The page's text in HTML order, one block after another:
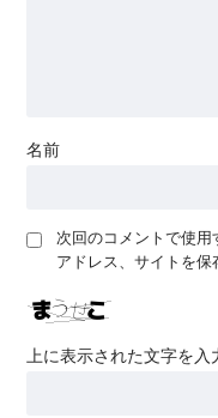
名前
次回のコメントで使
アドレス、サイトを保
上に表示された文字を入